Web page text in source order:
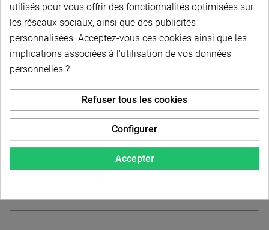
Pignon triple - 08B3 - 1/2" x 5/16" - Pas 12,7 x 7,75
mm - Pour moyeu amovible 2012 - 30 dents
Pignon triple - 08B3 - 1/2" x 5/16" - Pas 12,7 x 7,75
Description du produit
utilisés pour vous offrir des fonctionnalités optimisées sur
les réseaux sociaux, ainsi que des publicités
personnalisées. Acceptez-vous ces cookies ainsi que les
implications associées à l'utilisation de vos données
personnelles ?
Accepter
Refuser tous les cookies
Configurer